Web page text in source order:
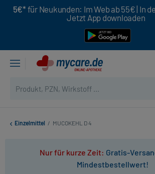
5€* für Neukunden: Im Web ab 55€ | In
Jetzt App downloaden
Einzelmittel / MUCOKEHL D 4
Nur für kurze Zeit: Gratis-
Mindestbestellwert!